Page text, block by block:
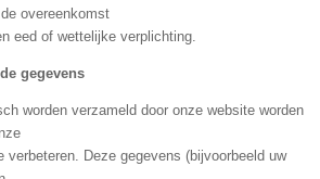
overeenkomst
eed of wettelijke verplichting.
gegevens
worden verzameld door onze website worden
verbeteren. Deze gegevens (bijvoorbeeld uw